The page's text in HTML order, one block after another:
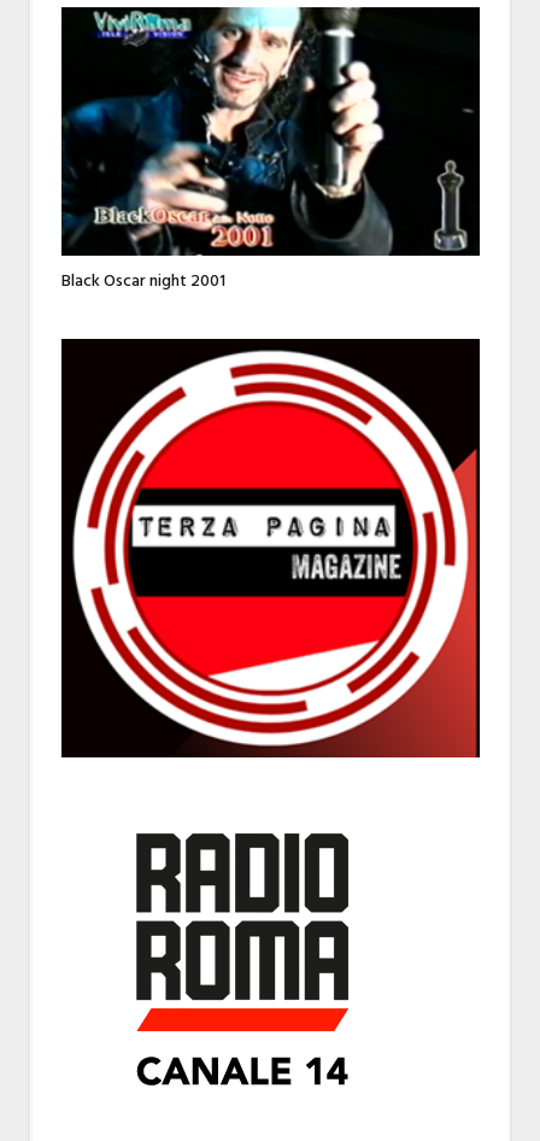
Black Oscar night 2001